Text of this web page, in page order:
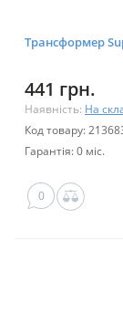
Трансформер
441 грн.
Наявність: На
Код товару:
Гарантія: 0 міс.
0